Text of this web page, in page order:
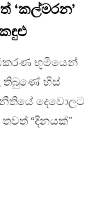
‘කල්මරන’
භූමියෙන්
තිබුණේ හිස්
දෙවොලට
“දිනයක්”